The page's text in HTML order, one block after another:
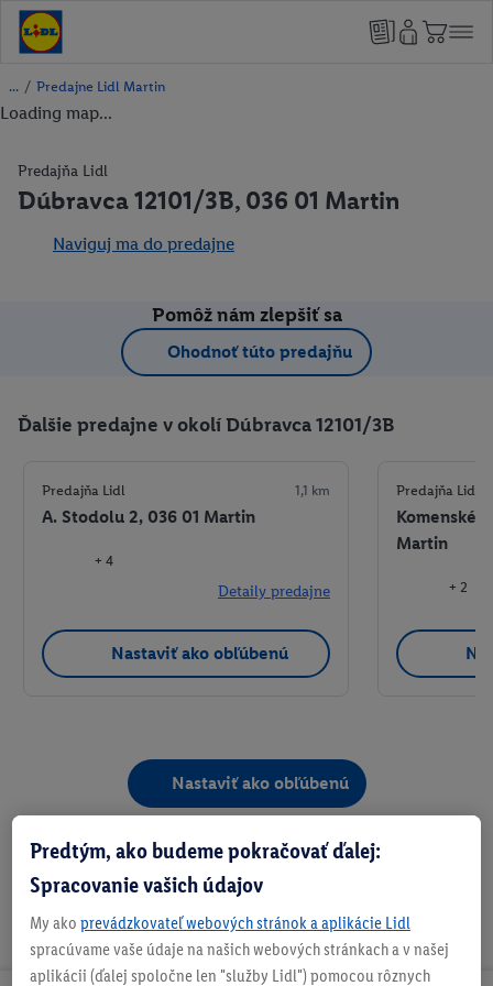
/ Predajne Lidl Martin
Loading map...
Predajňa Lidl
Dúbravca 12101/3B, 036 01 Martin
Naviguj ma do predajne
Pomôž nám zlepšiť sa
Ohodnoť túto predajňu
Ďalšie predajne v okolí Dúbravca 12101/3B
Predajňa Lidl 1,1 km
A. Stodolu 2, 036 01 Martin
+ 4
Detaily predajne
Nastaviť ako obľúbenú
Predajňa Lidl
Martin
+ 2
Nastaviť ako obľúbenú
Predtým, ako budeme pokračovať ďalej:
Spracovanie vašich údajov
My ako prevádzkovateľ webových stránok a aplikácie Lidl
spracúvame vaše údaje na našich webových stránkach a v našej
aplikácii (ďalej spoločne len "služby Lidl") pomocou rôznych